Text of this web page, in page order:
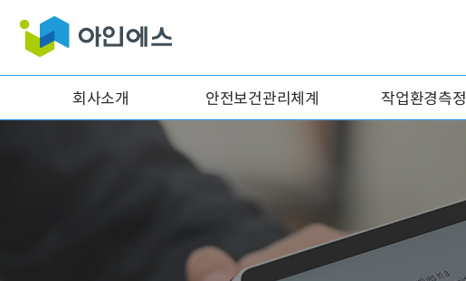
회사소개 안전보건관리체계 작업환경측정